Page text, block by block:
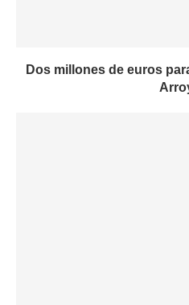
Dos millones de euros